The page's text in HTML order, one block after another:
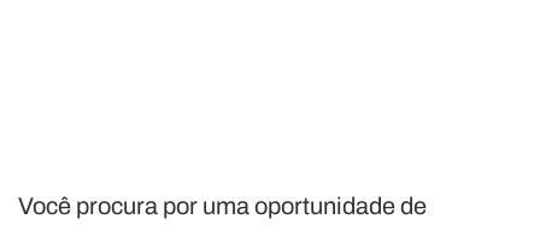
Você procura por uma oportunidade de